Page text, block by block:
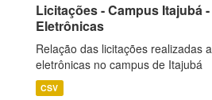
Licitações - Campus Itajubá
Eletrônicas
Relação das licitações realizadas
eletrônicas no campus de Itajubá
CSV